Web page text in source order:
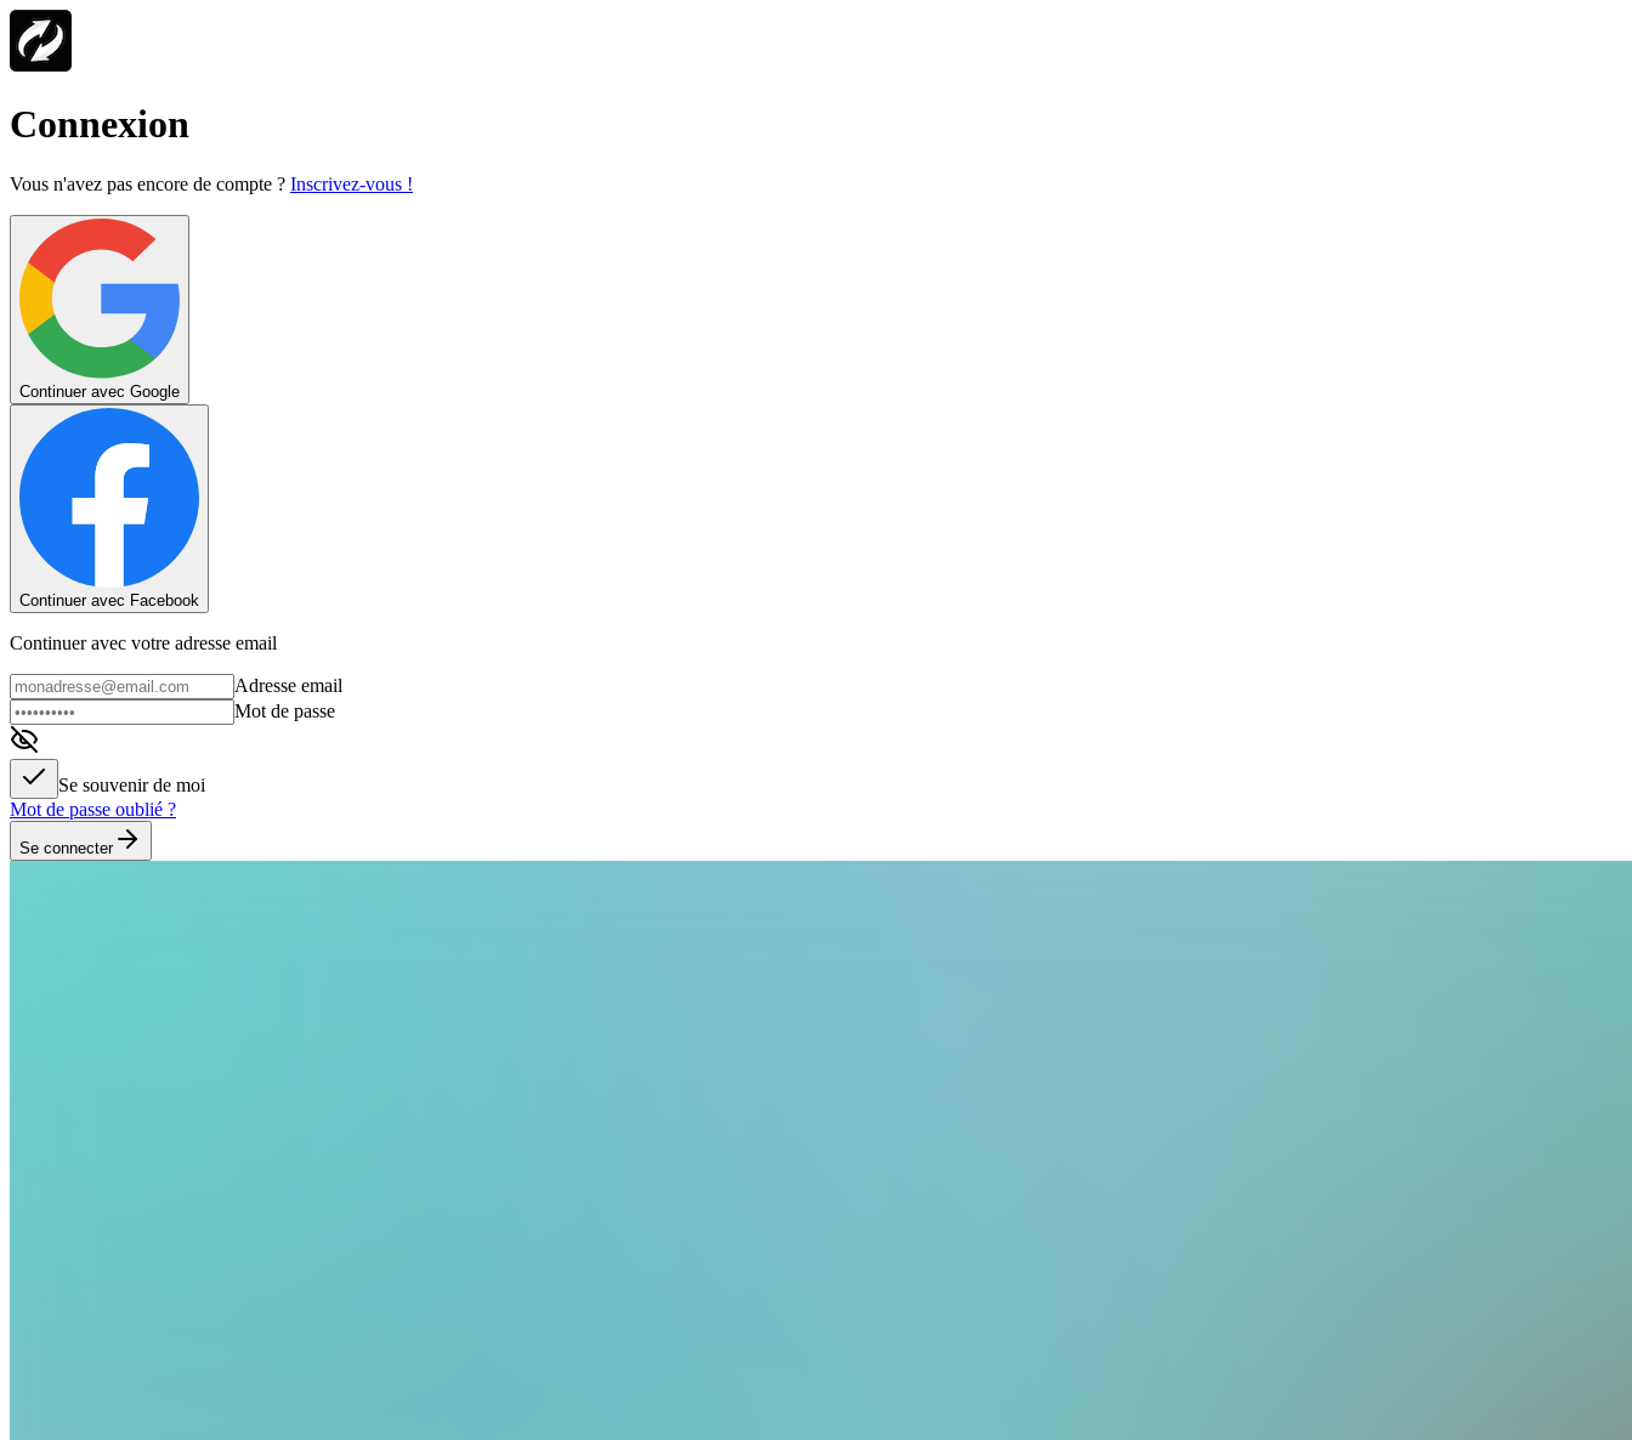
Connexion
Vous n'avez pas encore de compte ? Inscrivez-vous !
Continuer avec Google
Continuer avec Facebook
Continuer avec votre adresse email
Adresse email
Mot de passe
Se souvenir de moi
Mot de passe oublié ?
Se connecter